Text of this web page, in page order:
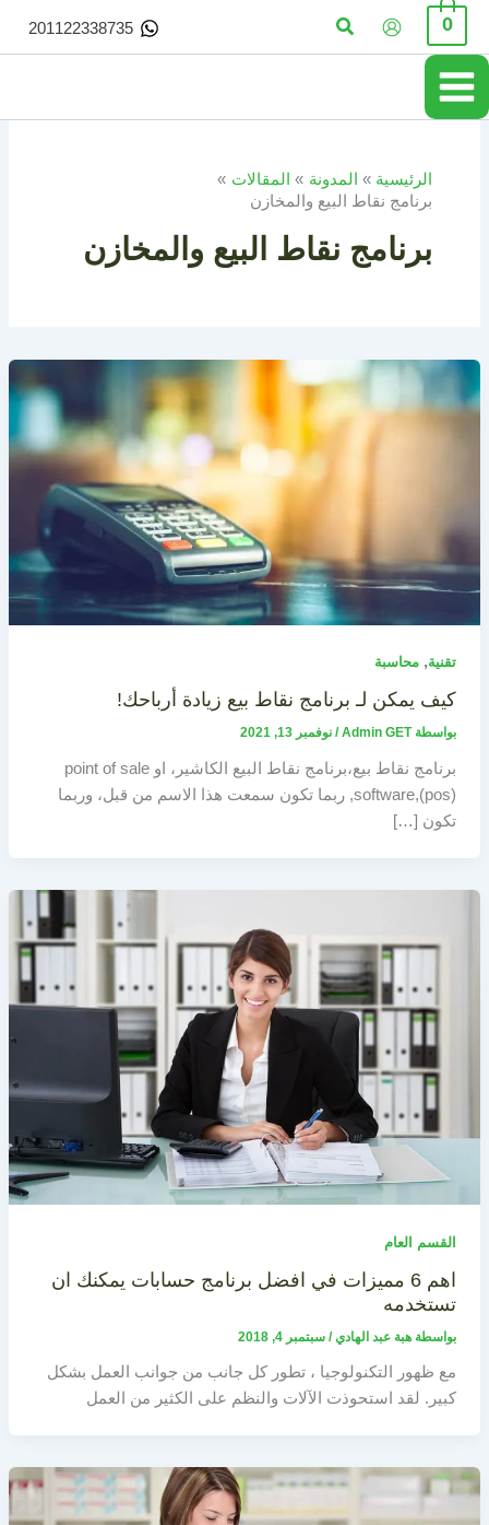
تخطي
المحتوى
0 البحث 201122338735
الرئيسية المدونة
المقالات
برنامج نقاط البيع والمخازن
برنامج نقاط البيع والمخازن
تقنية, محاسبة
كيف يمكن لـ برنامج نقاط بيع زيادة أرباحك!
بواسطة Admin GET
/ نوفمبر 13, 2021
برنامج نقاط بيع،برنامج نقاط البيع الكاشير، او point of sale
software,(pos), ربما تكون سمعت هذا الاسم من قبل، وربما
تكون […]
القسم العام
اهم 6 مميزات في افضل برنامج حسابات يمكنك ان
تستخدمه
بواسطة هبة عبد الهادي/ سبتمبر 4, 2018
مع ظهور التكنولوجيا ، تطور كل جانب من جوانب العمل بشكل
كبير. لقد استحوذت الآلات والنظم على الكثير من العمل